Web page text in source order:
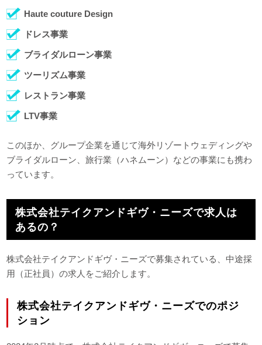
Haute couture Design
ドレス事業
ブライダルローン事業
ツーリズム事業
レストラン事業
LTV事業
このほか、グループ企業を通じて海外リゾートウェディングや
ブライダルローン、旅行業（ハネムーン）などの事業にも携わ
っています。
株式会社テイクアンドギヴ・ニーズで求人は
あるの？
株式会社テイクアンドギヴ・ニーズで募集されている、中途採
用（正社員）の求人をご紹介します。
株式会社テイクアンドギヴ・ニーズでのポジ
ション